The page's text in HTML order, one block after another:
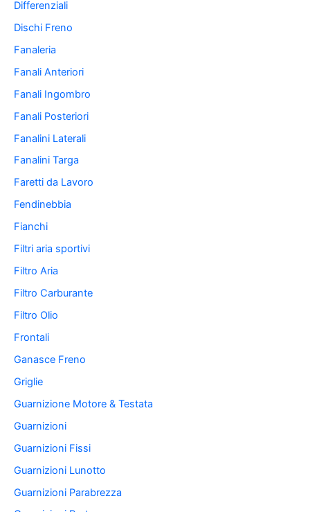
Differenziali
Dischi Freno
Fanaleria
Fanali Anteriori
Fanali Ingombro
Fanali Posteriori
Fanalini Laterali
Fanalini Targa
Faretti da Lavoro
Fendinebbia
Fianchi
Filtri aria sportivi
Filtro Aria
Filtro Carburante
Filtro Olio
Frontali
Ganasce Freno
Griglie
Guarnizione Motore & Testata
Guarnizioni
Guarnizioni Fissi
Guarnizioni Lunotto
Guarnizioni Parabrezza